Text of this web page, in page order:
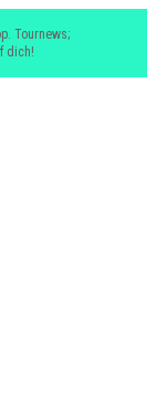
Tournews;
dich!